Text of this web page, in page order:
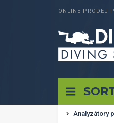
ONLINE PRODEJ
Analyzátory